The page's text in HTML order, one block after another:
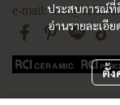
ประสบการณ์ที่
อ่านรายละเอีย
ตั้ง
e-mail: